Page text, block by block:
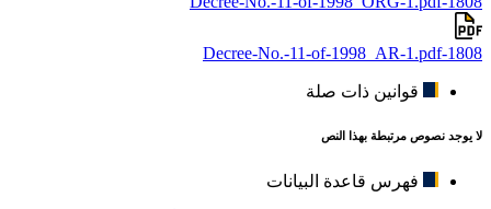
1808-Decree-No.-11-of-1998_AR-1.pdf
قوانين ذات صلة
لا يوجد نصوص مرتبطة بهذا النص
فهرس قاعدة البيانات